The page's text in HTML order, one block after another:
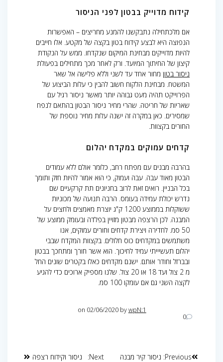
קידוח מדוייק בבטון לפני הניסור
אם מלכתחילה נתבקשנו להמנע מחריצים – האפשרות
הנפוצה היא לבצע קידוח בטון בקצה של מקטע. אלו חייבים
להיות מדוייקים מבחינת המיקום שנקדחו. ממש על הנקודת
קיצון של החיתוך המיועד. ורק לאחר מכך מתחילים בפעולת
ניסור בטון מחור אחד עד לשני וללא פלישה אל שאר
המשטח. מבחינת הלקוח חשוב להבין כי עלות הביצוע של
הפרוייקט תהיה מעט גבוהה יותר מאשר ניסור רגיל עם
שאריות של חריטה. שהרי מחיר ניסור הבטון בהתאם לנפח
שמסירים. כאן במקרה זה ישנה עלות מחיר נוספת של
החורים בקצוות.
קדחים עמוקים במקדח יהלום
בהרבה מבנים עם מפתח רחב, כלומר אולם ללא עמודים
הבטון מאוד עבה. עבה ועמוק, כי הוא אמור להיות חזק ותומך
בכל הבניין. רואים זאת לרוב בחניונים תת קרקעיים שם
נדרש יכולת עמידה בעומס. הרבה תנועה של מכוניות
ששוקלות בממוצע 1200 ק"ג יוצרת מאמצים ולחצים על
המבנה. לכן הרצפה מבטון מזויין בפלדה ובעומק ממוצע של
50 סמ. לחדירה ויצירת קדחים וחורים עמוקים, אנו
משתמשים במקדחים כוס חלולים. בקצוות המקדח שבבי
יהלום תעשיייתי עמיד לחיכוך. הוא אשר חורך ומתחכך בבטון
ובברזל וחודר אותם. ישנם מקדחים כאלו בקטרים שונים החל
מ 2 צול ועד 18 או 20 צול. שלנו מספיק ארוכים כדי להגיע
לקצה השני גם אם עומקו 100 סמ.
bywpN:1
on 02/06/2020
0
Previous: ניסור קיר מבנה Next: ניסור וקידוח רצפה